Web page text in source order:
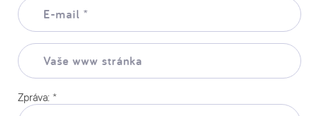
E-
mail:
Vaše
www
stránka:
Zpráva: *